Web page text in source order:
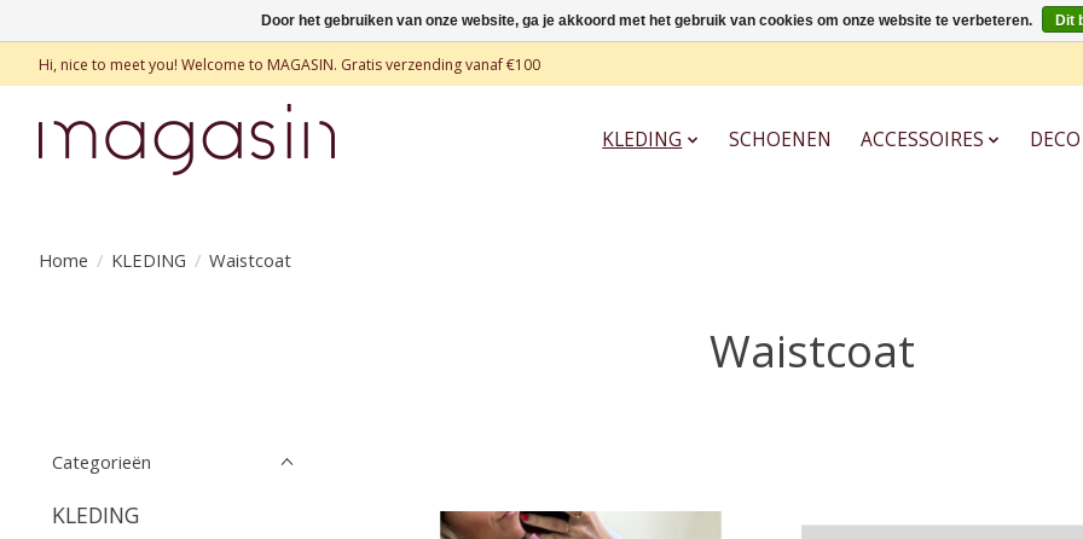
Hi, nice to meet you! Welcome to MAGASIN. Gratis verzending vanaf €100
KLEDING SCHOENEN ACCESSOIRES DECO
Home / KLEDING / Waistcoat
Waistcoat
Categorieën
KLEDING
Door het gebruiken van onze website, ga je akkoord met het gebruik van cookies om onze website te verbeteren. Dit